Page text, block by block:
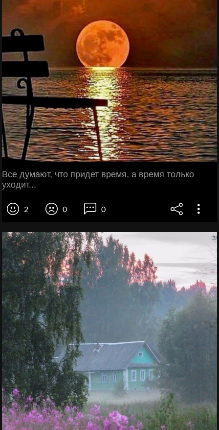
Все думают, что придет время, а время только
уходит...
2 0 0